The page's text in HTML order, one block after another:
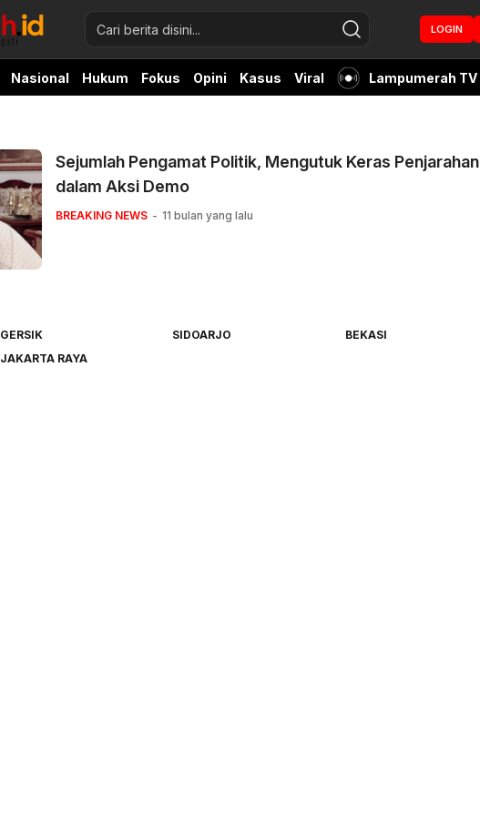
LOGIN
Nasional Hukum Fokus Opini Kasus Viral Lampumerah TV
Sejumlah Pengamat Politik, Mengutuk Keras Penjarahan
dalam Aksi Demo
BREAKING NEWS 11 bulan yang lalu
GERSIK SIDOARJO
BEKASI
JAKARTA RAYA